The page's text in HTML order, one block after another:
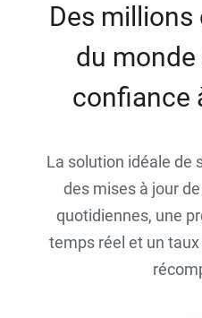
Des
du
confiance
La solution idéale de
des mises à jour
quotidiennes, une
temps réel et un